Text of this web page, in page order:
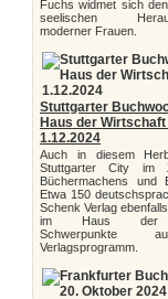
Fuchs widmet sich
seelischen
moderner Frauen.
Stuttgarter
Haus der Wirtschaft
1.12.2024
Auch in diesem
Stuttgarter City im
Büchermachens und
Etwa 150
Schenk Verlag
im Haus der
Schwerpunkte
Verlagsprogramm.